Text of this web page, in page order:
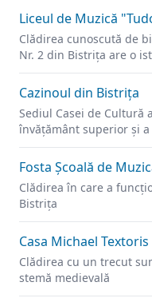
Liceul de Muzică
Clădirea cunoscută de
Nr. 2 din Bistrița are o
de învățământul
Cazinoul din Bistrița
Sediul Casei de Cultură
învățământ superior și
Fosta Școală de
Clădirea în care a
Bistrița
Casa Michael Textoris
Clădirea cu un trecut
stemă medievală